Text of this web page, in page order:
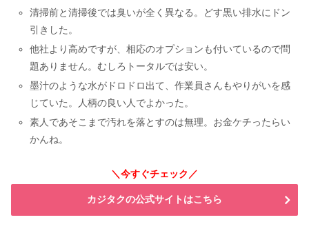
清掃前と清掃後では臭いが全く異なる。どす黒い排水にドン
引きした。
他社より高めですが、相応のオプションも付いているので問
題ありません。むしろトータルでは安い。
墨汁のような水がドロドロ出て、作業員さんもやりがいを感
じていた。人柄の良い人でよかった。
素人であそこまで汚れを落とすのは無理。お金ケチったらい
かんね。
＼今すぐチェック／
カジタクの公式サイトはこちら